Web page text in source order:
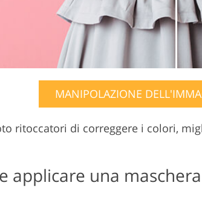
MANIPOLAZIONE
ritoccatori di correggere i colori,
applicare una